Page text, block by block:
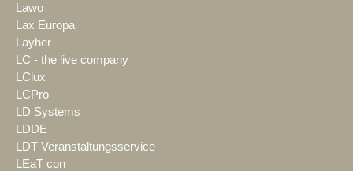
Lawo
Lax Europa
Layher
LC - the live company
LClux
LCPro
LD Systems
LDDE
LDT Veranstaltungsservice
LEaT con